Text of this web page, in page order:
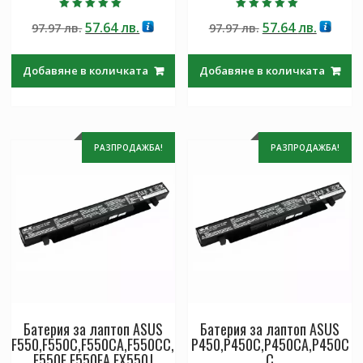
5.00
от 5
97.97лв.Original
97.97 лв..
57.64лв.Текущата
57.64 лв..
Добавяне в количката
5.00
от 5
97.97лв. Original
97.97 лв..
57.64лв.
57.64
Добавяне в количката
РАЗПРОДАЖБА!
Батерия за лаптоп ASUS
F550,F550C,F550CA,F550CC,
РАЗПРОДАЖБА!
Батерия за лаптоп ASUS
P450,P450C,P450CA,P450C